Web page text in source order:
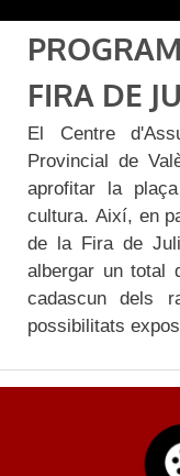
FIRA DE
El Centre
Provincial de
aprofitar la
cultura. Així, en
de la Fira de
albergar un total
cadascun dels
possibilitats